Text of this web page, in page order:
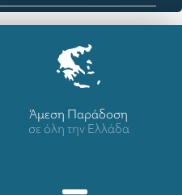
Άμεση Παράδοση
σε όλη την Ελλάδα